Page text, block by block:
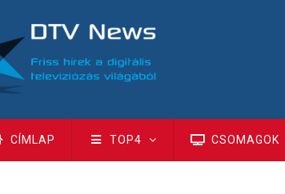
CÍMLAP TOP4 CSOMAGOK